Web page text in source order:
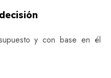
y con base en él